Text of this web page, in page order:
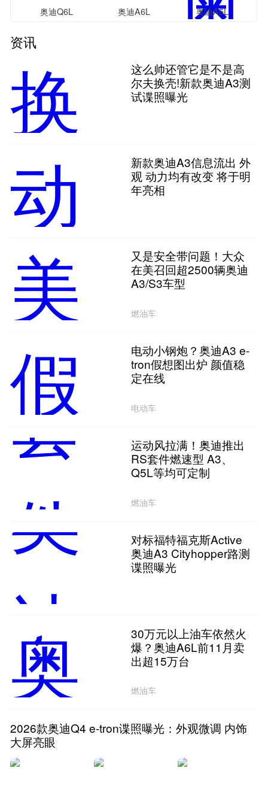
奥迪Q6L
奥迪A6L 奥迪A5L
资讯
这么帅还管它是不是高
尔夫换壳!新款奥迪A3测
试谍照曝光
新款奥迪A3信息流出 外
观 动力均有改变 将于明
年亮相
又是安全带问题！大众
在美召回超2500辆奥迪
A3/S3车型
燃油车
电动小钢炮？奥迪A3 e-
tron假想图出炉 颜值稳
定在线
电动车
运动风拉满！奥迪推出
RS套件燃速型 A3、
Q5L等均可定制
燃油车
对标福特福克斯Active
奥迪A3 Cityhopper路测
谍照曝光
30万元以上油车依然火
爆？奥迪A6L前11月卖
出超15万台
燃油车
2026款奥迪Q4 e-tron谍照曝光：外观微调 内饰
大屏亮眼